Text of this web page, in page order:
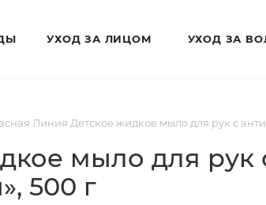
УХОД ЗА ЛИЦОМ УХОД ЗА
Линия Детское жидкое мыло для рук с
мыло для рук
500 г